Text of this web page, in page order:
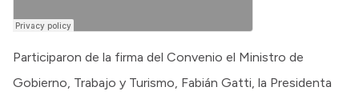
Participaron de la firma del Convenio el Ministro de
Gobierno, Trabajo y Turismo, Fabián Gatti, la Presidenta